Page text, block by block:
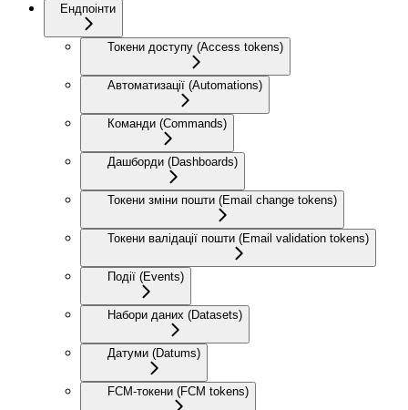
Ендпоінти
Токени доступу (Access tokens)
Автоматизації (Automations)
Команди (Commands)
Дашборди (Dashboards)
Токени зміни пошти (Email change tokens)
Токени валідації пошти (Email validation tokens)
Події (Events)
Набори даних (Datasets)
Датуми (Datums)
FCM-токени (FCM tokens)